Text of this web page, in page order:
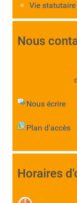
Vie statutaire
Nous
Nous écrire
Plan d'accès
Horaires